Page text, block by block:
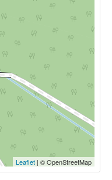
Leaflet | © OpenStreetMap